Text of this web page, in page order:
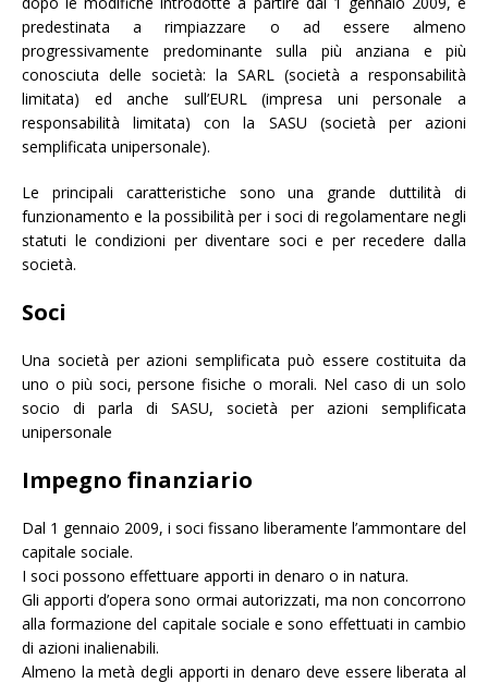
predestinata a rimpiazzare o ad essere almeno
progressivamente predominante sulla più anziana e più
conosciuta delle società: la SARL (società a responsabilità
limitata) ed anche sull’EURL (impresa uni personale a
responsabilità limitata) con la SASU (società per azioni
semplificata unipersonale).
Le principali caratteristiche sono una grande duttilità di
funzionamento e la possibilità per i soci di regolamentare negli
statuti le condizioni per diventare soci e per recedere dalla
società.
Soci
Una società per azioni semplificata può essere costituita da
uno o più soci, persone fisiche o morali. Nel caso di un solo
socio di parla di SASU, società per azioni semplificata
unipersonale
Impegno finanziario
Dal 1 gennaio 2009, i soci fissano liberamente l’ammontare del
capitale sociale.
I soci possono effettuare apporti in denaro o in natura.
Gli apporti d’opera sono ormai autorizzati, ma non concorrono
alla formazione del capitale sociale e sono effettuati in cambio
di azioni inalienabili.
Almeno la metà degli apporti in denaro deve essere liberata al